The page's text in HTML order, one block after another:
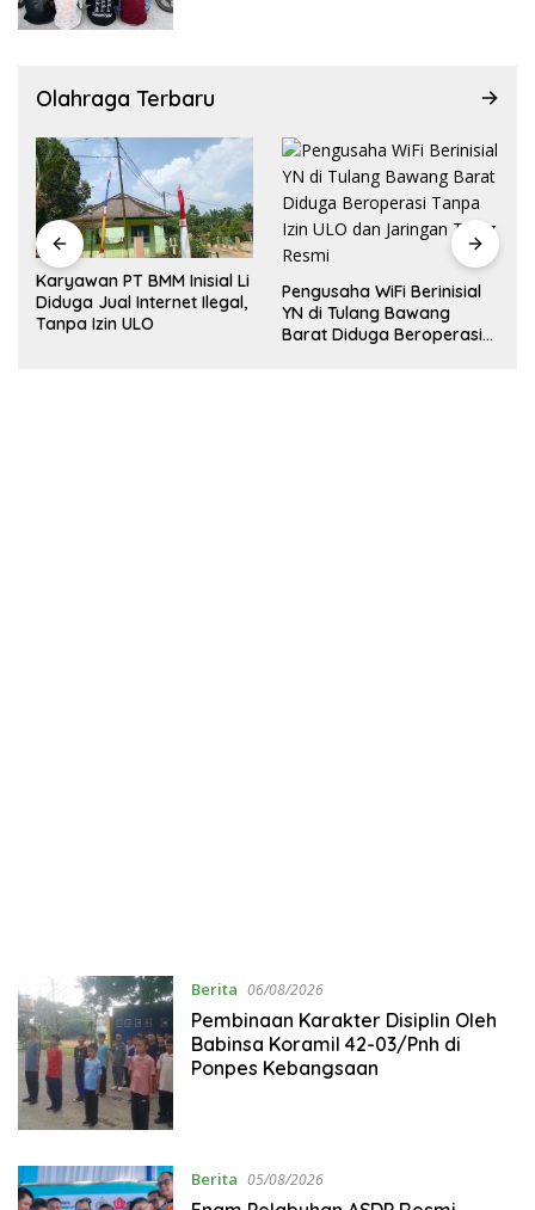
Olahraga Terbaru
Karyawan PT BMM Inisial Li
Diduga Jual Internet Ilegal,
Tanpa Izin ULO
Pengusaha WiFi Berinisial
YN di Tulang Bawang
Barat Diduga Beroperasi
Berita 06/08/2026
Pembinaan Karakter Disiplin Oleh
Babinsa Koramil 42-03/Pnh di
Ponpes Kebangsaan
Berita 05/08/2026